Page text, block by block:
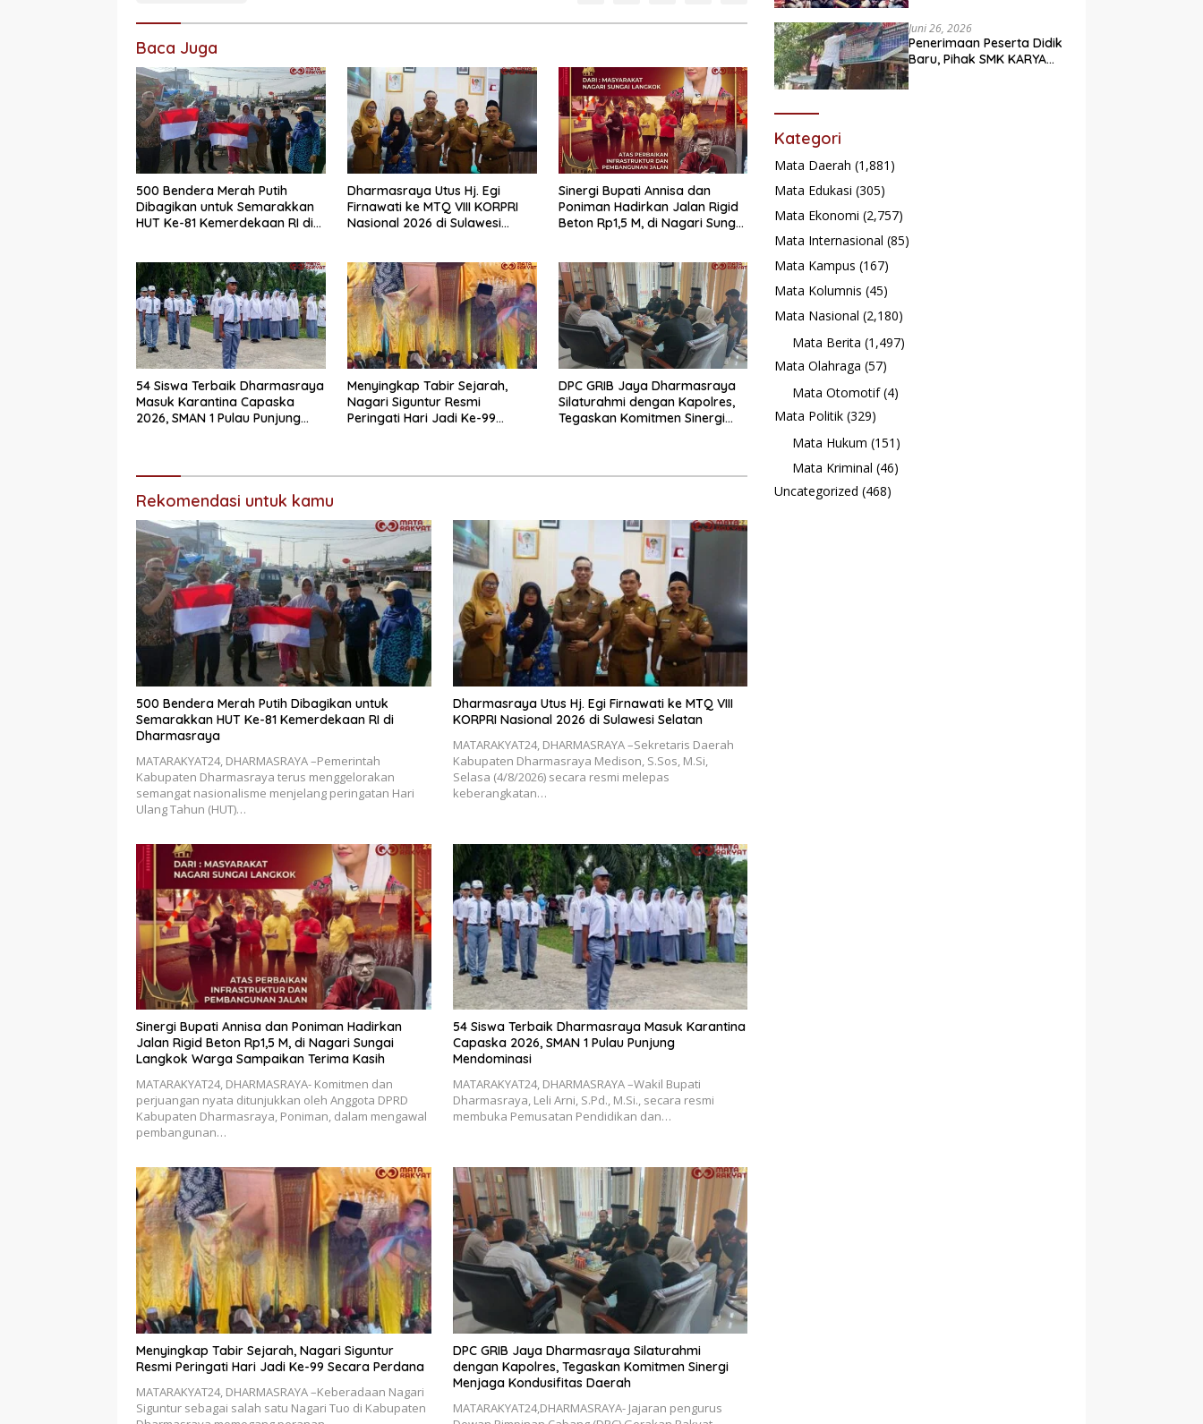
Baca Juga
500 Bendera Merah Putih
Dibagikan untuk Semarakkan
HUT Ke-81 Kemerdekaan RI di
Dharmasraya Utus Hj. Egi
Firnawati ke MTQ VIII KORPRI
Nasional 2026 di Sulawesi
Sinergi Bupati Annisa dan
Poniman Hadirkan Jalan Rigid
Beton Rp1,5 M, di Nagari Sungai
54 Siswa Terbaik Dharmasraya
Masuk Karantina Capaska
2026, SMAN 1 Pulau Punjung
Menyingkap Tabir Sejarah,
Nagari Siguntur Resmi
Peringati Hari Jadi Ke-99
DPC GRIB Jaya Dharmasraya
Silaturahmi dengan Kapolres,
Tegaskan Komitmen Sinergi
Rekomendasi untuk kamu
500 Bendera Merah Putih Dibagikan untuk
Semarakkan HUT Ke-81 Kemerdekaan RI di
Dharmasraya
MATARAKYAT24, DHARMASRAYA –Pemerintah
Kabupaten Dharmasraya terus menggelorakan
semangat nasionalisme menjelang peringatan Hari
Ulang Tahun (HUT)…
Dharmasraya Utus Hj. Egi Firnawati ke MTQ VIII
KORPRI Nasional 2026 di Sulawesi Selatan
MATARAKYAT24, DHARMASRAYA –Sekretaris Daerah
Kabupaten Dharmasraya Medison, S.Sos, M.Si,
Selasa (4/8/2026) secara resmi melepas
keberangkatan…
Sinergi Bupati Annisa dan Poniman Hadirkan
Jalan Rigid Beton Rp1,5 M, di Nagari Sungai
Langkok Warga Sampaikan Terima Kasih
MATARAKYAT24, DHARMASRAYA- Komitmen dan
perjuangan nyata ditunjukkan oleh Anggota DPRD
Kabupaten Dharmasraya, Poniman, dalam mengawal
pembangunan…
54 Siswa Terbaik Dharmasraya Masuk Karantina
Capaska 2026, SMAN 1 Pulau Punjung
Mendominasi
MATARAKYAT24, DHARMASRAYA –Wakil Bupati
Dharmasraya, Leli Arni, S.Pd., M.Si., secara resmi
membuka Pemusatan Pendidikan dan…
Menyingkap Tabir Sejarah, Nagari Siguntur
Resmi Peringati Hari Jadi Ke-99 Secara Perdana
MATARAKYAT24, DHARMASRAYA –Keberadaan Nagari
Siguntur sebagai salah satu Nagari Tuo di Kabupaten
DPC GRIB Jaya Dharmasraya Silaturahmi
dengan Kapolres, Tegaskan Komitmen Sinergi
Menjaga Kondusifitas Daerah
MATARAKYAT24,DHARMASRAYA- Jajaran pengurus
Surau
Juni 26, 2026
Penerimaan Peserta Didik
Baru, Pihak SMK KARYA
Kategori
Mata Daerah (1,881)
Mata Edukasi (305)
Mata Ekonomi (2,757)
Mata Internasional (85)
Mata Kampus (167)
Mata Kolumnis (45)
Mata Nasional (2,180)
Mata Berita (1,497)
Mata Olahraga (57)
Mata Otomotif(4)
Mata Politik (329)
Mata Hukum (151)
Mata Kriminal (46)
Uncategorized (468)